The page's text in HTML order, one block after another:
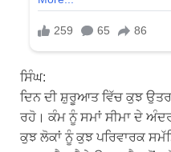
ਸਿੰਘ:
ਦਿਨ ਦੀ ਸ਼ੁਰੂਆਤ ਵਿੱਚ ਕੁਝ
ਰਹੋ। ਕੰਮ ਨੂੰ ਸਮਾਂ ਸੀਮਾ ਦੇ
ਕੁਝ ਲੋਕਾਂ ਨੂੰ ਕੁਝ ਪਰਿਵਾਰਕ